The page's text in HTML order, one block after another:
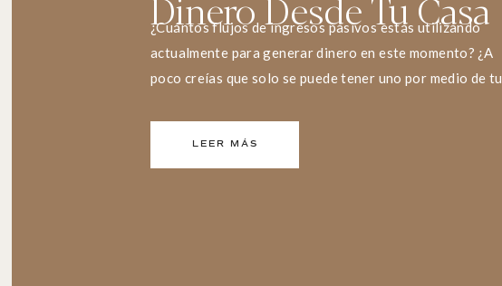
¿Cuántos flujos de ingresos pasivos estás utilizando
actualmente para generar dinero en este momento? ¿A
poco creías que solo se puede tener uno por medio de tu
LEER MÁS